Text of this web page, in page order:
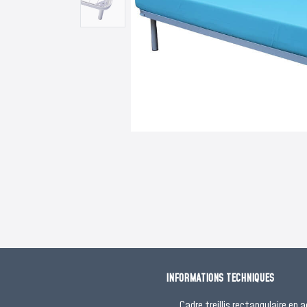
INFORMATIONS TECHNIQUES